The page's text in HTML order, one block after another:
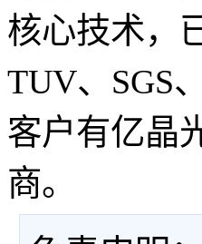
核心技术，
TUV、SGS
客户有亿晶
商。